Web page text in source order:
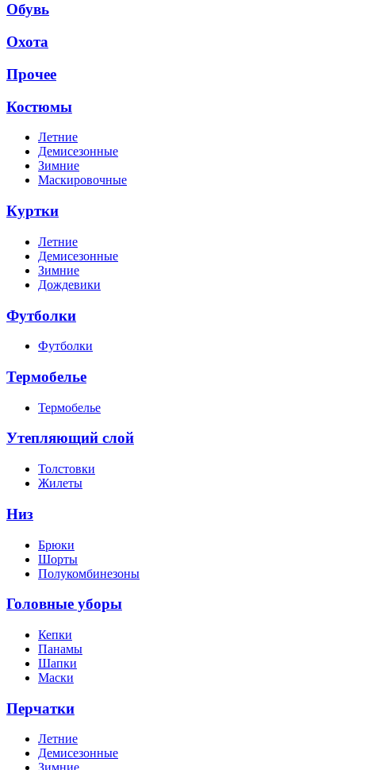
Обувь
Охота
Прочее
Костюмы
Летние
Демисезонные
Зимние
Маскировочные
Куртки
Летние
Демисезонные
Зимние
Дождевики
Футболки
Футболки
Термобелье
Термобелье
Утепляющий слой
Толстовки
Жилеты
Низ
Брюки
Шорты
Полукомбинезоны
Головные уборы
Кепки
Панамы
Шапки
Маски
Перчатки
Летние
Демисезонные